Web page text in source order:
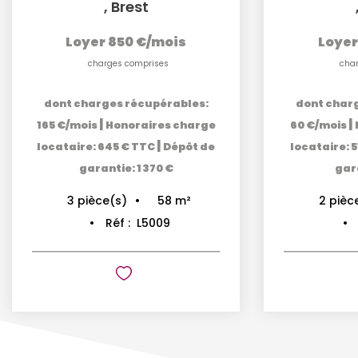
, Brest
Loyer 850 €/mois
charges comprises
dont charges récupérables:
165 €/mois| Honoraires charge
locataire: 645 € TTC| Dépôt de
garantie: 1 370 €
3 pièce(s) 58 m²
Réf : L5009
dont
60 €/mois|
locataire:
2